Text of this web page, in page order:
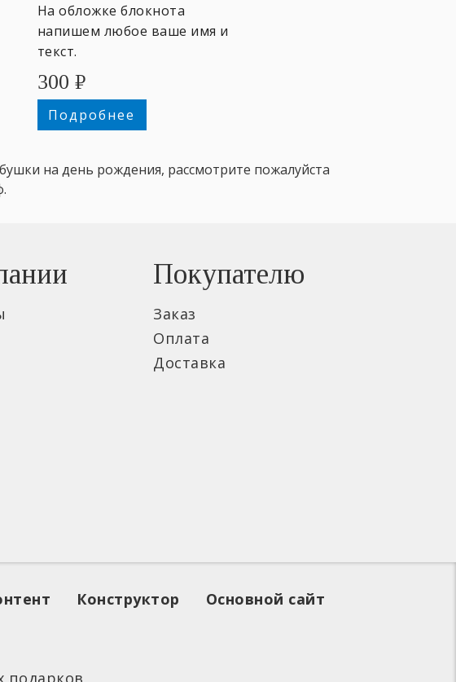
На обложке блокнота
напишем любое ваше имя и
текст.
300 ₽
Подробнее
на день рождения, рассмотрите пожалуйста
Покупателю
Заказ
Оплата
Доставка
Конструктор Основной сайт
подарков